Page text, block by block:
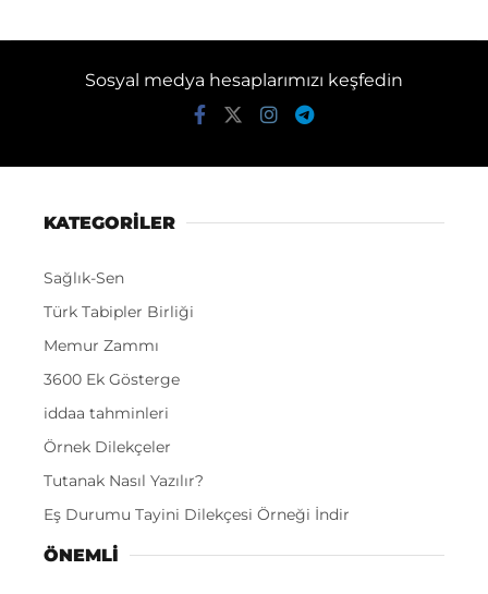
Sosyal medya hesaplarımızı keşfedin
KATEGORİLER
Sağlık-Sen
Türk Tabipler Birliği
Memur Zammı
3600 Ek Gösterge
iddaa tahminleri
Örnek Dilekçeler
Tutanak Nasıl Yazılır?
Eş Durumu Tayini Dilekçesi Örneği İndir
ÖNEMLI